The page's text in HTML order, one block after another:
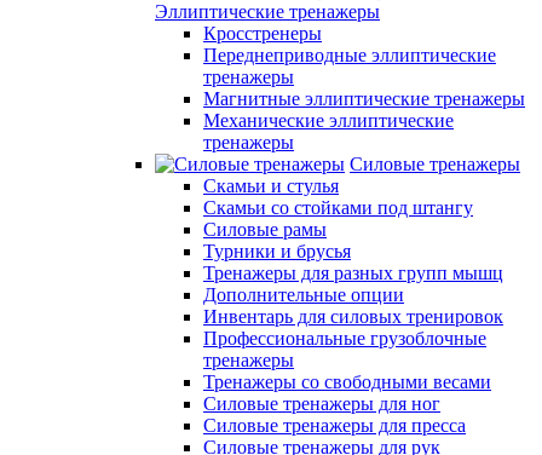
Эллиптические тренажеры
Кросстренеры
Переднеприводные эллиптические
тренажеры
Магнитные эллиптические тренажеры
Механические эллиптические
тренажеры
Силовые тренажеры
Скамьи и стулья
Скамьи со стойками под штангу
Силовые рамы
Турники и брусья
Тренажеры для разных групп мышц
Дополнительные опции
Инвентарь для силовых тренировок
Профессиональные грузоблочные
тренажеры
Тренажеры со свободными весами
Силовые тренажеры для ног
Силовые тренажеры для пресса
Силовые тренажеры для рук